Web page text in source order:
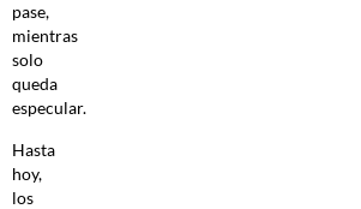
pase,
mientras
solo
queda
especular.
Hasta
hoy,
los